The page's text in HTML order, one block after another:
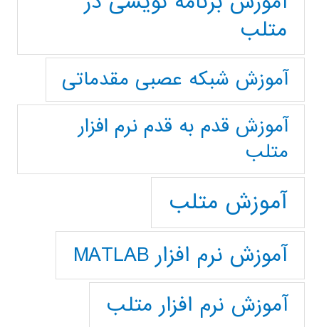
متلب
آموزش شبکه عصبی مقدماتی
آموزش قدم به قدم نرم افزار
متلب
آموزش متلب
آموزش نرم افزار MATLAB
آموزش نرم افزار متلب